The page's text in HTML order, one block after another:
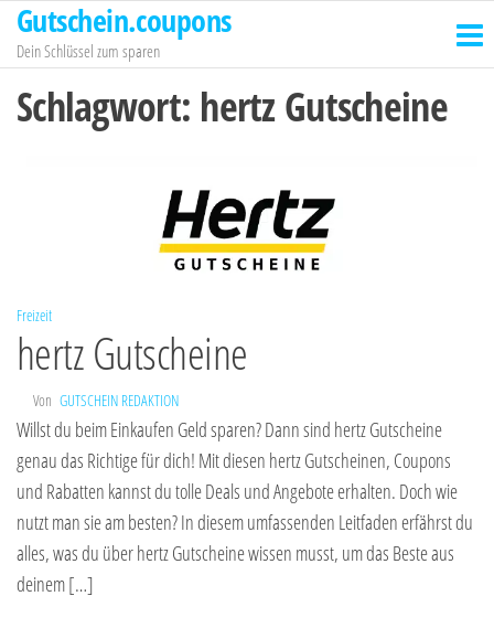
Zum
Inhalt
springen
Gutschein.coupons
Dein Schlüssel zum sparen
Schlagwort: hertz Gutscheine
Freizeit
hertz Gutscheine
Von GUTSCHEIN REDAKTION
Willst du beim Einkaufen Geld sparen? Dann sind hertz Gutscheine
genau das Richtige für dich! Mit diesen hertz Gutscheinen, Coupons
und Rabatten kannst du tolle Deals und Angebote erhalten. Doch wie
nutzt man sie am besten? In diesem umfassenden Leitfaden erfährst du
alles, was du über hertz Gutscheine wissen musst, um das Beste aus
deinem […]